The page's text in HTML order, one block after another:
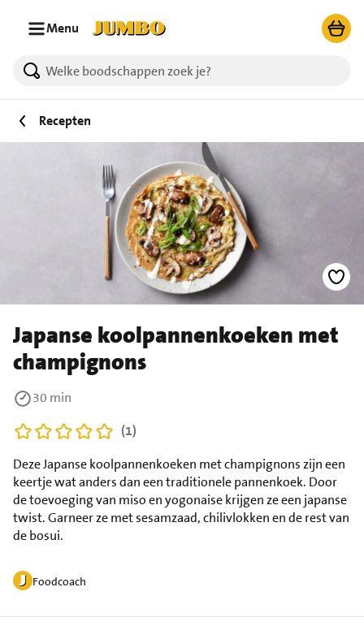
Menu
Recepten
Japanse koolpannenkoeken met
champignons
Foodcoach
Deze Japanse koolpannenkoeken met champignons zijn een
keertje wat anders dan een traditionele pannenkoek. Door
de toevoeging van miso en yogonaise krijgen ze een japanse
twist. Garneer ze met sesamzaad, chilivlokken en de rest van
de bosui.
30 min
(1)